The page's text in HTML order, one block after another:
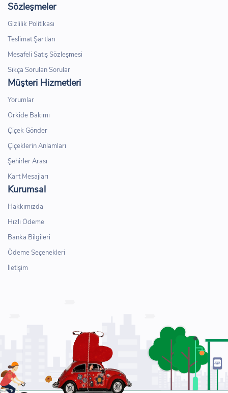
Sözleşmeler
Gizlilik Politikası
Teslimat Şartları
Mesafeli Satış Sözleşmesi
Sıkça Sorulan Sorular
Müşteri Hizmetleri
Yorumlar
Orkide Bakımı
Çiçek Gönder
Çiçeklerin Anlamları
Şehirler Arası
Kart Mesajları
Kurumsal
Hakkımızda
Hızlı Ödeme
Banka Bilgileri
Ödeme Seçenekleri
İletişim